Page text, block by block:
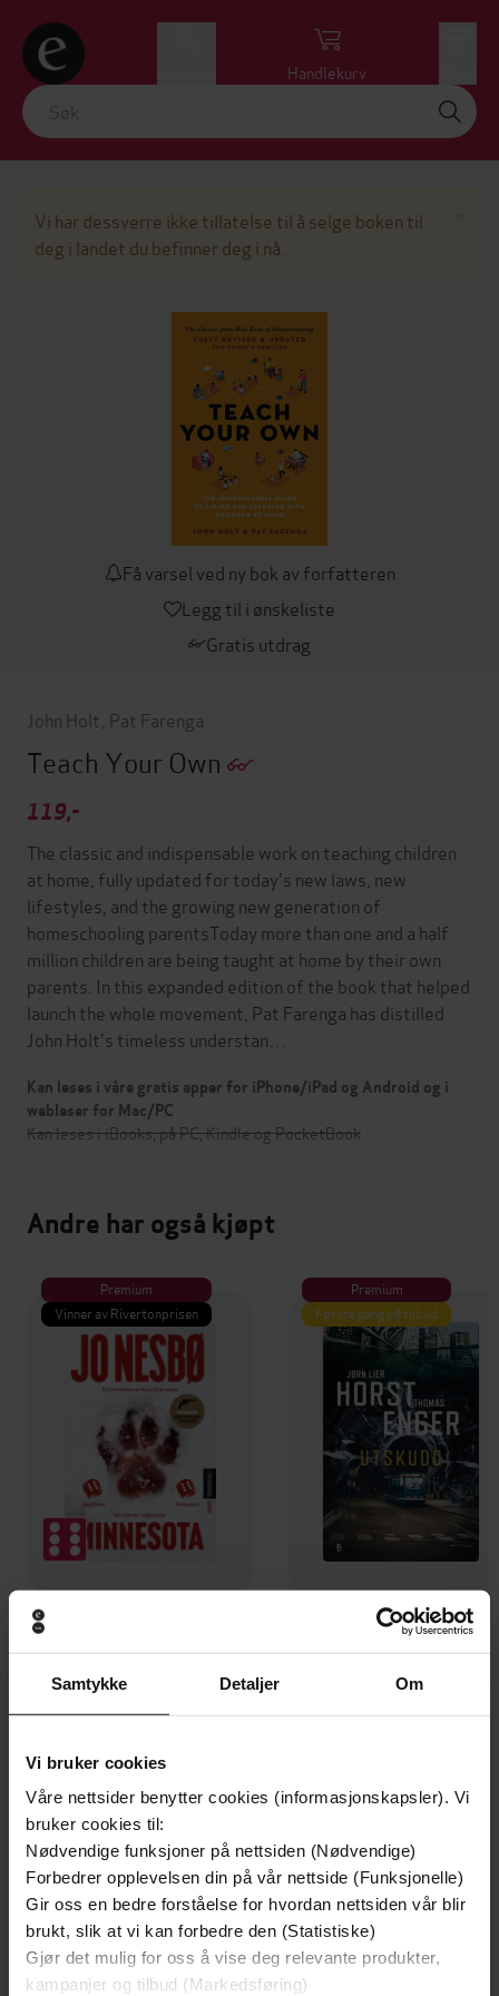
Samtykke Detaljer Om
Vi bruker cookies
Våre nettsider benytter cookies (informasjonskapsler). Vi
bruker cookies til:
Nødvendige funksjoner på nettsiden (Nødvendige)
Forbedrer opplevelsen din på vår nettside (Funksjonelle)
Gir oss en bedre forståelse for hvordan nettsiden vår blir
brukt, slik at vi kan forbedre den (Statistiske)
Gjør det mulig for oss å vise deg relevante produkter,
kampanjer og tilbud (Markedsføring)
Handlekurv
Vi har dessverre ikke tillatelse til å selge boken til
deg i landet du befinner deg i nå.
Få varsel ved ny bok av forfatteren
Legg til i ønskeliste
Gratis utdrag
John Holt Pat Farenga
Teach Your Own
119,-
The classic and indispensable work on teaching children
at home, fully updated for today's new laws, new
lifestyles, and the growing new generation of
homeschooling parentsToday more than one and a half
million children are being taught at home by their own
parents. In this expanded edition of the book that helped
launch the whole movement, Pat Farenga has distilled
John Holt's timeless understan…
Kan leses i våre gratis apper for iPhone/iPad og Android og i
webleser for Mac/PC
Kan leses i iBooks, på PC, Kindle og PocketBook
Andre har også kjøpt
Premium
Vinner av Rivertonprisen
Minnesota
Jo Nesbø
Premium
Første gang på tilbud
349,-
Utskudd
Jørn Lier Horst
Undertittel The John Holt Book Of Homeschooling
Forfattere John Holt (forfatter),Pat Farenga
(forfatter)
Forlag Balance